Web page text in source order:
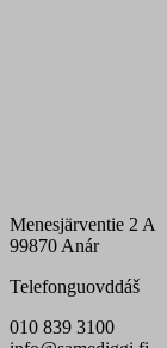
Menesjärventie 2 A
99870 Anár
Telefonguovddáš
010 839 3100